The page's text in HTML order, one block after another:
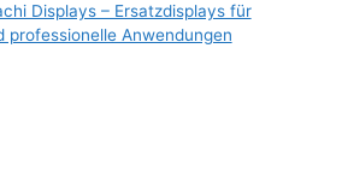
Displays – Ersatzdisplays für
professionelle Anwendungen